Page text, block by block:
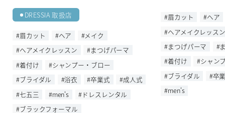
DRESSIA 取扱店
#眉カット #ヘア
#メイク
#ヘアメイクレッスン
#まつげパーマ
#着付け
#シャンプー・ブロー
#ブライダル
#浴衣 #卒業式
#成人式
#七五三
#men's
#ドレスレンタル
#ブラックフォーマル
#眉カット
#ヘア
#ヘアメイクレッスン
#まつげパーマ
#
#着付け
#シャン
#ブライダル
#卒
#men's